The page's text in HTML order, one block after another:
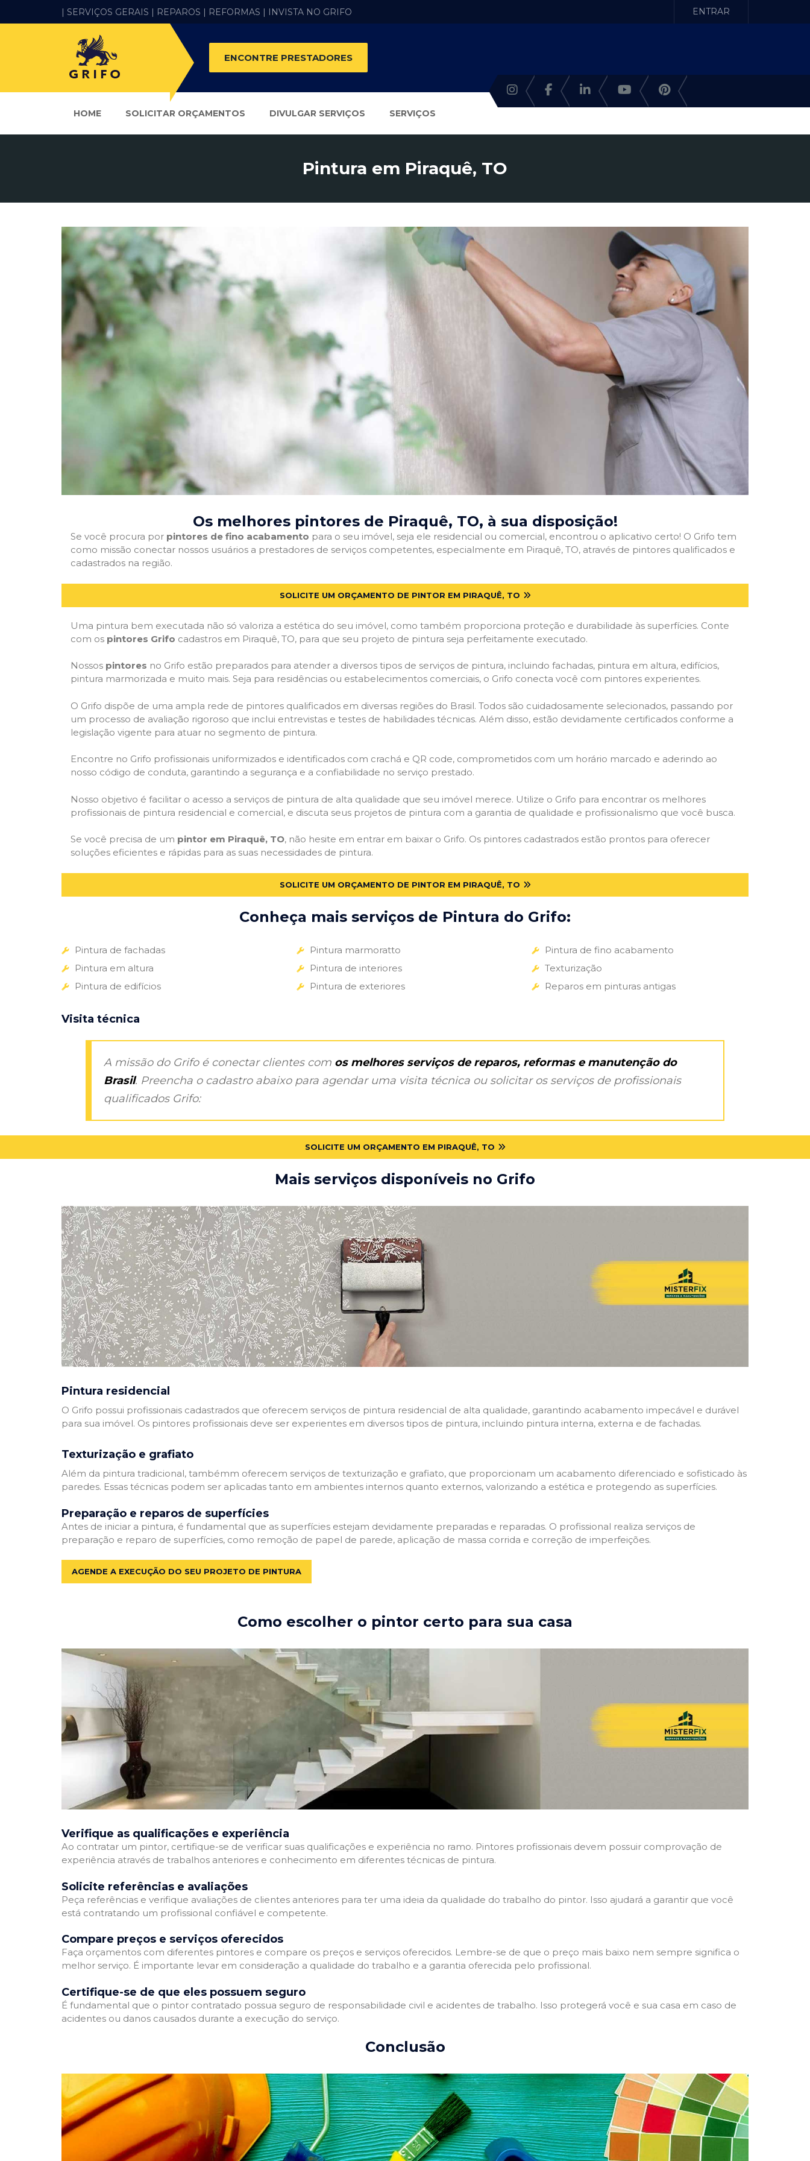
| SERVIÇOS GERAIS | REPAROS | REFORMAS | INVISTA NO GRIFO ENTRAR
ENCONTRE PRESTADORES
HOME SOLICITAR ORÇAMENTOS DIVULGAR SERVIÇOS SERVIÇOS
Pintura em Piraquê, TO
Os melhores pintores de Piraquê, TO, à sua disposição!
Se você procura por pintores de fino acabamento para o seu imóvel, seja ele residencial ou comercial, encontrou o aplicativo certo! O Grifo tem
como missão conectar nossos usuários a prestadores de serviços competentes, especialmente em Piraquê, TO, através de pintores qualificados e
cadastrados na região.
SOLICITE UM ORÇAMENTO DE PINTOR EM PIRAQUÊ, TO
Uma pintura bem executada não só valoriza a estética do seu imóvel, como também proporciona proteção e durabilidade às superfícies. Conte
com os pintores Grifo cadastros em Piraquê, TO, para que seu projeto de pintura seja perfeitamente executado.
Nossos pintores no Grifo estão preparados para atender a diversos tipos de serviços de pintura, incluindo fachadas, pintura em altura, edifícios,
pintura marmorizada e muito mais. Seja para residências ou estabelecimentos comerciais, o Grifo conecta você com pintores experientes.
O Grifo dispõe de uma ampla rede de pintores qualificados em diversas regiões do Brasil. Todos são cuidadosamente selecionados, passando por
um processo de avaliação rigoroso que inclui entrevistas e testes de habilidades técnicas. Além disso, estão devidamente certificados conforme a
legislação vigente para atuar no segmento de pintura.
Encontre no Grifo profissionais uniformizados e identificados com crachá e QR code, comprometidos com um horário marcado e aderindo ao
nosso código de conduta, garantindo a segurança e a confiabilidade no serviço prestado.
Nosso objetivo é facilitar o acesso a serviços de pintura de alta qualidade que seu imóvel merece. Utilize o Grifo para encontrar os melhores
profissionais de pintura residencial e comercial, e discuta seus projetos de pintura com a garantia de qualidade e profissionalismo que você busca.
Se você precisa de um pintor em Piraquê, TO, não hesite em entrar em baixar o Grifo. Os pintores cadastrados estão prontos para oferecer
soluções eficientes e rápidas para as suas necessidades de pintura.
SOLICITE UM ORÇAMENTO DE PINTOR EM PIRAQUÊ, TO
Conheça mais serviços de Pintura do Grifo:
Pintura de fachadas
Pintura em altura
Pintura de edifícios
Pintura marmoratto
Pintura de interiores
Pintura de exteriores
Pintura de fino acabamento
Texturização
Reparos em pinturas antigas
Visita técnica
A missão do Grifo é conectar clientes com os melhores serviços de reparos, reformas e manutenção do
Brasil. Preencha o cadastro abaixo para agendar uma visita técnica ou solicitar os serviços de profissionais
qualificados Grifo:
SOLICITE UM ORÇAMENTO EM PIRAQUÊ, TO
Mais serviços disponíveis no Grifo
Pintura residencial
O Grifo possui profissionais cadastrados que oferecem serviços de pintura residencial de alta qualidade, garantindo acabamento impecável e durável
para sua imóvel. Os pintores profissionais deve ser experientes em diversos tipos de pintura, incluindo pintura interna, externa e de fachadas.
Texturização e grafiato
Além da pintura tradicional, tambémm oferecem serviços de texturização e grafiato, que proporcionam um acabamento diferenciado e sofisticado às
paredes. Essas técnicas podem ser aplicadas tanto em ambientes internos quanto externos, valorizando a estética e protegendo as superfícies.
Preparação e reparos de superfícies
Antes de iniciar a pintura, é fundamental que as superfícies estejam devidamente preparadas e reparadas. O profissional realiza serviços de
preparação e reparo de superfícies, como remoção de papel de parede, aplicação de massa corrida e correção de imperfeições.
AGENDE A EXECUÇÃO DO SEU PROJETO DE PINTURA
Como escolher o pintor certo para sua casa
Verifique as qualificações e experiência
Ao contratar um pintor, certifique-se de verificar suas qualificações e experiência no ramo. Pintores profissionais devem possuir comprovação de
experiência através de trabalhos anteriores e conhecimento em diferentes técnicas de pintura.
Solicite referências e avaliações
Peça referências e verifique avaliações de clientes anteriores para ter uma ideia da qualidade do trabalho do pintor. Isso ajudará a garantir que você
está contratando um profissional confiável e competente.
Compare preços e serviços oferecidos
Faça orçamentos com diferentes pintores e compare os preços e serviços oferecidos. Lembre-se de que o preço mais baixo nem sempre significa o
melhor serviço. É importante levar em consideração a qualidade do trabalho e a garantia oferecida pelo profissional.
Certifique-se de que eles possuem seguro
É fundamental que o pintor contratado possua seguro de responsabilidade civil e acidentes de trabalho. Isso protegerá você e sua casa em caso de
acidentes ou danos causados durante a execução do serviço.
Conclusão